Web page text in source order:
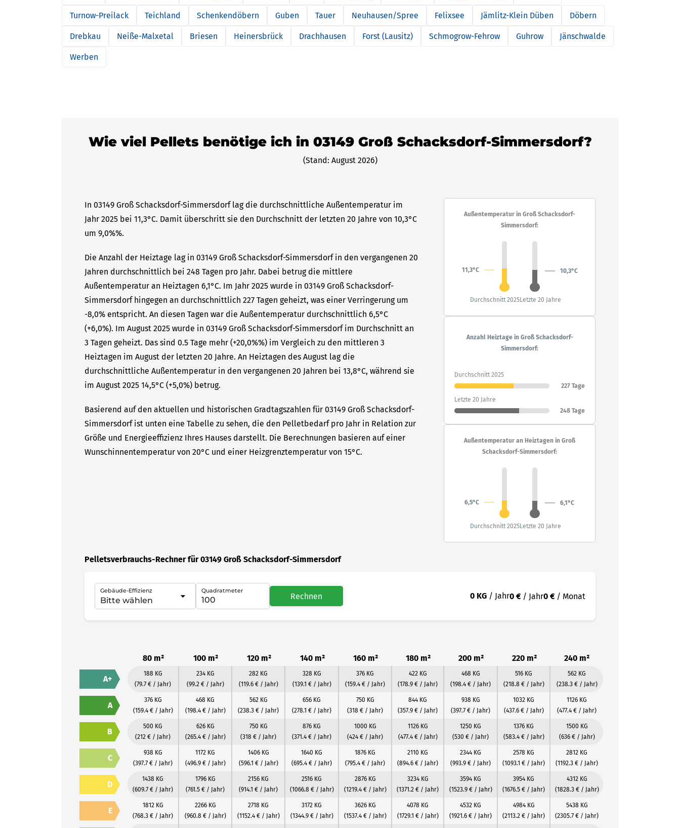
Turnow-Preilack Teichland Schenkendöbern Guben Tauer Neuhausen/Spree Felixsee Jämlitz-Klein Düben Döbern
Drebkau Neiße-Malxetal Briesen Heinersbrück Drachhausen Forst (Lausitz) Schmogrow-Fehrow Guhrow Jänschwalde
Werben
Wie viel Pellets benötige ich in 03149 Groß Schacksdorf-Simmersdorf?
(Stand: August 2026)
In 03149 Groß Schacksdorf-Simmersdorf lag die durchschnittliche Außentemperatur im
Jahr 2025 bei 11,3°C. Damit überschritt sie den Durchschnitt der letzten 20 Jahre von 10,3°C
um 9,0%%.
Die Anzahl der Heiztage lag in 03149 Groß Schacksdorf-Simmersdorf in den vergangenen 20
Jahren durchschnittlich bei 248 Tagen pro Jahr. Dabei betrug die mittlere
Außentemperatur an Heiztagen 6,1°C. Im Jahr 2025 wurde in 03149 Groß Schacksdorf-
Simmersdorf hingegen an durchschnittlich 227 Tagen geheizt, was einer Verringerung um
-8,0% entspricht. An diesen Tagen war die Außentemperatur durchschnittlich 6,5°C
(+6,0%). Im August 2025 wurde in 03149 Groß Schacksdorf-Simmersdorf im Durchschnitt an
3 Tagen geheizt. Das sind 0.5 Tage mehr (+20,0%%) im Vergleich zu den mittleren 3
Heiztagen im August der letzten 20 Jahre. An Heiztagen des August lag die
durchschnittliche Außentemperatur in den vergangenen 20 Jahren bei 13,8°C, während sie
im August 2025 14,5°C (+5,0%) betrug.
Basierend auf den aktuellen und historischen Gradtagszahlen für 03149 Groß Schacksdorf-
Simmersdorf ist unten eine Tabelle zu sehen, die den Pelletbedarf pro Jahr in Relation zur
Größe und Energieeffizienz Ihres Hauses darstellt. Die Berechnungen basieren auf einer
Wunschinnentemperatur von 20°C und einer Heizgrenztemperatur von 15°C.
Außentemperatur in Groß Schacksdorf-
Simmersdorf:
11,3°C 10,3°C
Durchschnitt 2025Letzte 20 Jahre
Anzahl Heiztage in Groß Schacksdorf-
Simmersdorf:
Durchschnitt 2025
227 Tage
Letzte 20 Jahre
248 Tage
Außentemperatur an Heiztagen in Groß
Schacksdorf-Simmersdorf:
6,5°C 6,1°C
Durchschnitt 2025Letzte 20 Jahre
Pelletsverbrauchs-Rechner für 03149 Groß Schacksdorf-Simmersdorf
Gebäude-Effizienz Quadratmeter
Rechnen 0 KG / Jahr0 € / Jahr0 € / Monat
80 m² 100 m² 120 m² 140 m² 160 m² 180 m² 200 m² 220 m² 240 m²
A+
188 KG
(79.7 € / Jahr)
234 KG
(99.2 € / Jahr)
282 KG
(119.6 € / Jahr)
328 KG
(139.1 € / Jahr)
376 KG
(159.4 € / Jahr)
422 KG
(178.9 € / Jahr)
468 KG
(198.4 € / Jahr)
516 KG
(218.8 € / Jahr)
562 KG
(238.3 € / Jahr)
A
376 KG
(159.4 € / Jahr)
468 KG
(198.4 € / Jahr)
562 KG
(238.3 € / Jahr)
656 KG
(278.1 € / Jahr)
750 KG
(318 € / Jahr)
844 KG
(357.9 € / Jahr)
938 KG
(397.7 € / Jahr)
1032 KG
(437.6 € / Jahr)
1126 KG
(477.4 € / Jahr)
B
500 KG
(212 € / Jahr)
626 KG
(265.4 € / Jahr)
750 KG
(318 € / Jahr)
876 KG
(371.4 € / Jahr)
1000 KG
(424 € / Jahr)
1126 KG
(477.4 € / Jahr)
1250 KG
(530 € / Jahr)
1376 KG
(583.4 € / Jahr)
1500 KG
(636 € / Jahr)
C
938 KG
(397.7 € / Jahr)
1172 KG
(496.9 € / Jahr)
1406 KG
(596.1 € / Jahr)
1640 KG
(695.4 € / Jahr)
1876 KG
(795.4 € / Jahr)
2110 KG
(894.6 € / Jahr)
2344 KG
(993.9 € / Jahr)
2578 KG
(1093.1 € / Jahr)
2812 KG
(1192.3 € / Jahr)
D
1438 KG
(609.7 € / Jahr)
1796 KG
(761.5 € / Jahr)
2156 KG
(914.1 € / Jahr)
2516 KG
(1066.8 € / Jahr)
2876 KG
(1219.4 € / Jahr)
3234 KG
(1371.2 € / Jahr)
3594 KG
(1523.9 € / Jahr)
3954 KG
(1676.5 € / Jahr)
4312 KG
(1828.3 € / Jahr)
E
1812 KG
(768.3 € / Jahr)
2266 KG
(960.8 € / Jahr)
2718 KG
(1152.4 € / Jahr)
3172 KG
(1344.9 € / Jahr)
3626 KG
(1537.4 € / Jahr)
4078 KG
(1729.1 € / Jahr)
4532 KG
(1921.6 € / Jahr)
4984 KG
(2113.2 € / Jahr)
5438 KG
(2305.7 € / Jahr)